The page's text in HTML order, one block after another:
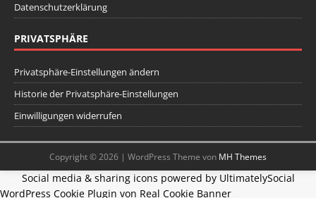
Datenschutzerklärung
PRIVATSPHÄRE
Privatsphäre-Einstellungen ändern
Historie der Privatsphäre-Einstellungen
Einwilligungen widerrufen
Copyright © 2026 | WordPress Theme von MH Themes
Social media & sharing icons powered by UltimatelySocial
WordPress Cookie Plugin von Real Cookie Banner